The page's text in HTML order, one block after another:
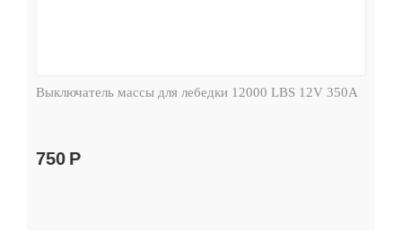
Выключатель массы для лебедки 12000 LBS 12V 350А
750 Р